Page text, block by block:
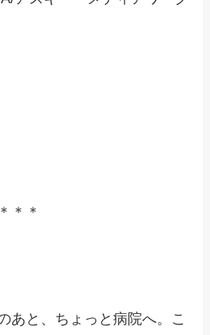
＊＊
あと、ちょっと病院へ。こ